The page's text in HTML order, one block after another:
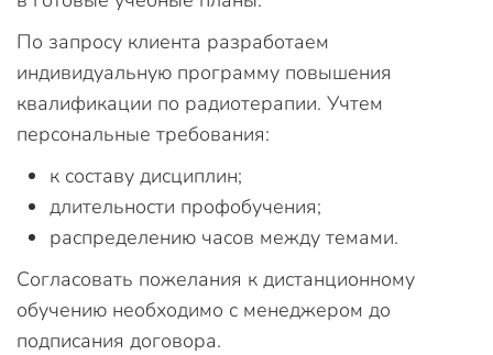
По запросу клиента разработаем
индивидуальную программу повышения
квалификации по радиотерапии. Учтем
персональные требования:
к составу дисциплин;
длительности профобучения;
распределению часов между темами.
Согласовать пожелания к дистанционному
обучению необходимо с менеджером до
подписания договора.